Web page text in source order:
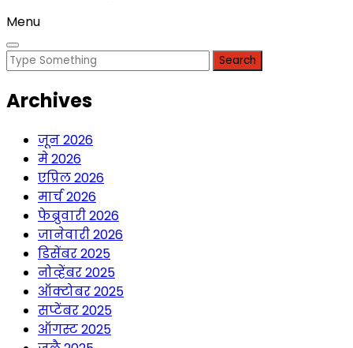
Menu
Search
Archives
जून 2026
मे 2026
एप्रिल 2026
मार्च 2026
फेब्रुवारी 2026
जानेवारी 2026
डिसेंबर 2025
नोव्हेंबर 2025
ऑक्टोबर 2025
सप्टेंबर 2025
ऑगस्ट 2025